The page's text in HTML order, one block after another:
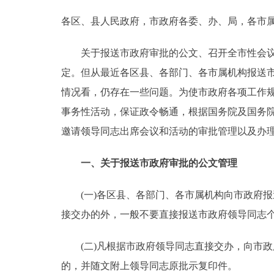
政务服务
个人服务
便民服务
中介服务
政民互动
参与调查
各区、县人民政府，市政府各委、办、局，各市
关于报送市政府审批的公文、召开全市性会议
定。但从最近各区县、各部门、各市属机构报送
情况看，仍存在一些问题。为使市政府各项工作
事务性活动，保证政令畅通，根据国务院及国务
邀请领导同志出席会议和活动的审批管理以及办
一、关于报送市政府审批的公文管理
(一)各区县、各部门、各市属机构向市政府报
接交办的外，一般不要直接报送市政府领导同志
(二)凡根据市政府领导同志直接交办，向市政
的，并随文附上领导同志原批示复印件。